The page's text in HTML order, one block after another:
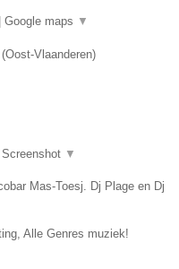
Google maps ▼
(Oost-Vlaanderen)
Screenshot ▼
Mas-Toesj. Dj Plage en Dj
Alle Genres muziek!